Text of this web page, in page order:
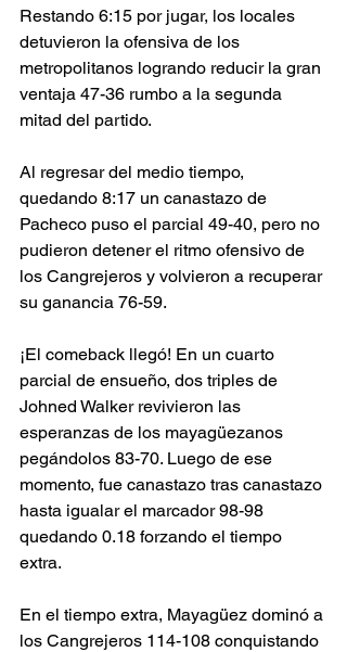
Restando 6:15 por jugar, los locales
detuvieron la ofensiva de los
metropolitanos logrando reducir la gran
ventaja 47-36 rumbo a la segunda
mitad del partido.
Al regresar del medio tiempo,
quedando 8:17 un canastazo de
Pacheco puso el parcial 49-40, pero no
pudieron detener el ritmo ofensivo de
los Cangrejeros y volvieron a recuperar
su ganancia 76-59.
¡El comeback llegó! En un cuarto
parcial de ensueño, dos triples de
Johned Walker revivieron las
esperanzas de los mayagüezanos
pegándolos 83-70. Luego de ese
momento, fue canastazo tras canastazo
hasta igualar el marcador 98-98
quedando 0.18 forzando el tiempo
extra.
En el tiempo extra, Mayagüez dominó a
los Cangrejeros 114-108 conquistando